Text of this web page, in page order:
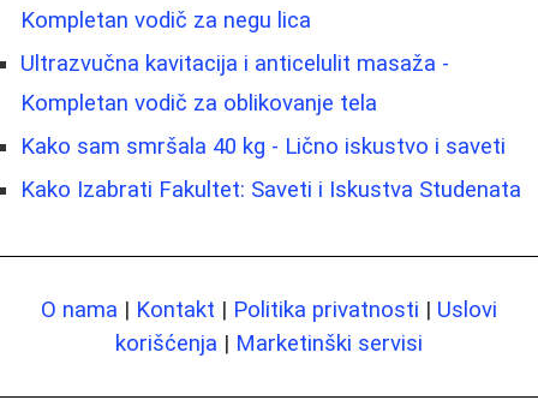
Kompletan vodič za negu lica
Ultrazvučna kavitacija i anticelulit masaža -
Kompletan vodič za oblikovanje tela
Kako sam smršala 40 kg - Lično iskustvo i saveti
Kako Izabrati Fakultet: Saveti i Iskustva Studenata
O nama | Kontakt | Politika privatnosti | Uslovi
korišćenja | Marketinški servisi